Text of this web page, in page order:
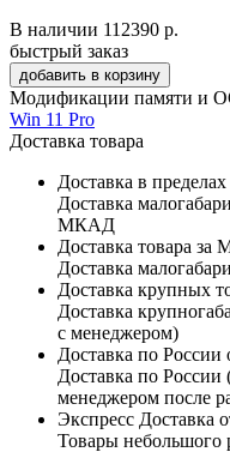
В наличии 112390 р.
быстрый заказ
Модификации памяти и
Win 11 Pro
Доставка товара
Доставка в
Доставка
МКАД
Доставка товара
Доставка
Доставка крупных
Доставка
с менеджером)
Доставка по России
Доставка по России
менеджером после
Экспресс Доставка
Товары небольшого